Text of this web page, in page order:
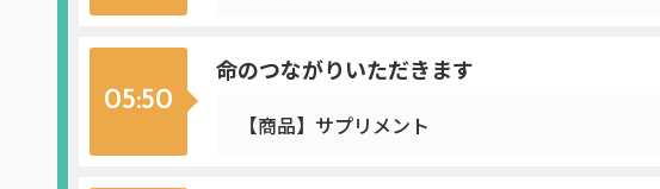
05:50
命のつながりいただきます
【商品】サプリメント